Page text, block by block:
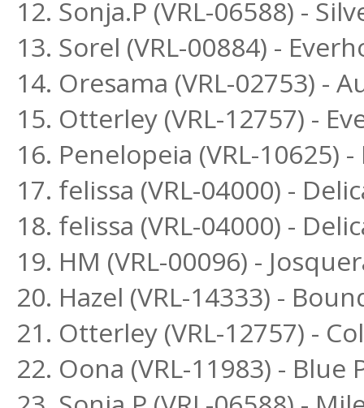
12. Sonja.P (VRL-06588) -
13. Sorel (VRL-00884) -
14. Oresama (VRL-02753) -
15. Otterley (VRL-12757) -
16. Penelopeia (VRL-10625)
17. felissa (VRL-04000) -
18. felissa (VRL-04000) -
19. HM (VRL-00096) -
20. Hazel (VRL-14333) -
21. Otterley (VRL-12757) -
22. Oona (VRL-11983) -